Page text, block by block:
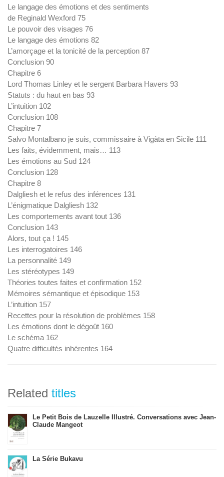
Le langage des émotions et des sentiments
de Reginald Wexford 75
Le pouvoir des visages 76
Le langage des émotions 82
L’amorçage et la tonicité de la perception 87
Conclusion 90
Chapitre 6
Lord Thomas Linley et le sergent Barbara Havers 93
Statuts : du haut en bas 93
L’intuition 102
Conclusion 108
Chapitre 7
Salvo Montalbano je suis, commissaire à Vigàta en Sicile 111
Les faits, évidemment, mais… 113
Les émotions au Sud 124
Conclusion 128
Chapitre 8
Dalgliesh et le refus des inférences 131
L’énigmatique Dalgliesh 132
Les comportements avant tout 136
Conclusion 143
Alors, tout ça ! 145
Les interrogatoires 146
La personnalité 149
Les stéréotypes 149
Théories toutes faites et confirmation 152
Mémoires sémantique et épisodique 153
L’intuition 157
Recettes pour la résolution de problèmes 158
Les émotions dont le dégoût 160
Le schéma 162
Quatre difficultés inhérentes 164
Related titles
Le Petit Bois de Lauzelle Illustré. Conversations avec Jean-
Claude Mangeot
La Série Bukavu